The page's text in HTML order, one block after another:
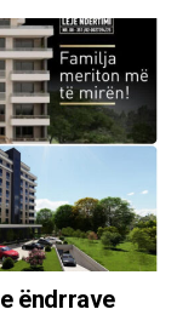
ëndrrave